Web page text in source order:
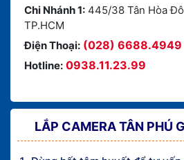
Chi Nhánh 1: 445/38 Tân Hòa
TP.HCM
Điện Thoại: (028) 6688.4949
Hotline: 0938.11.23.99
LẮP CAMERA TÂN PHÚ